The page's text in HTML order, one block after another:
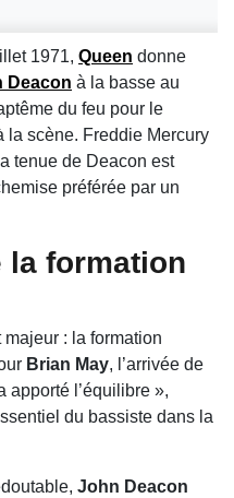
1971, Queen donne
Deacon à la basse au
du feu pour le
la scène. Freddie Mercury
tenue de Deacon est
préférée par un
la formation
: la formation
Brian May, l’arrivée de
apporté l’équilibre »,
du bassiste dans la
John Deacon